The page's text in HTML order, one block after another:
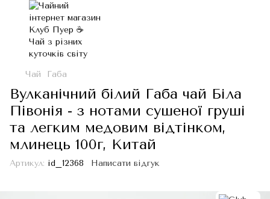
Чай Габа
Вулканічний білий Габа чай Біла
Півонія - з нотами сушеної груші
та легким медовим відтінком,
млинець 100г, Китай
Артикул: id_12368 Написати відгук